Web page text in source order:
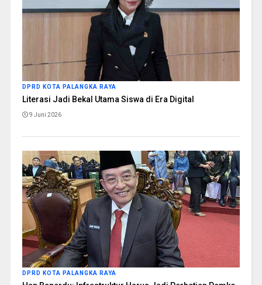
DPRD KOTA PALANGKA RAYA
Literasi Jadi Bekal Utama Siswa di Era Digital
9 Juni 2026
DPRD KOTA PALANGKA RAYA